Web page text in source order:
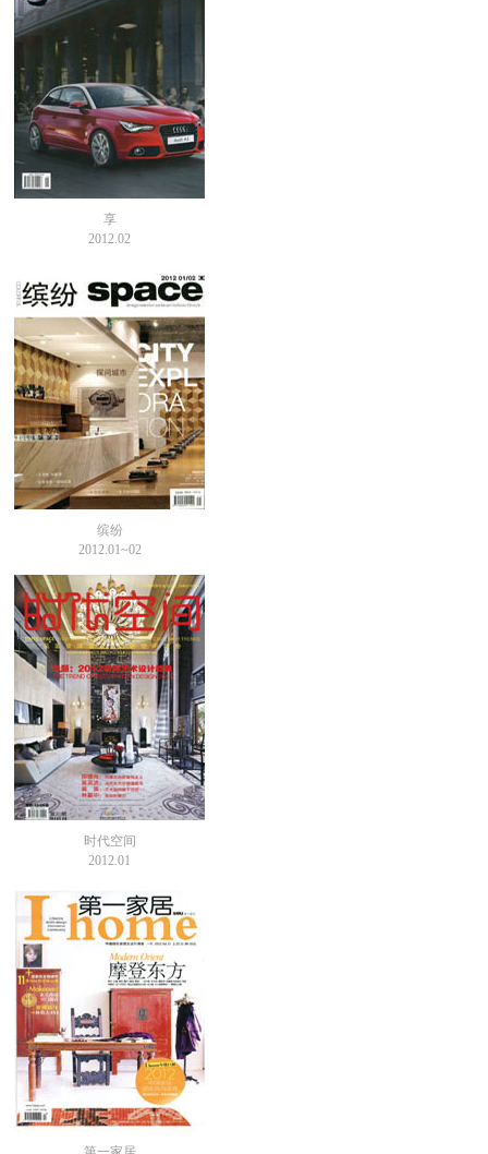
享
2012.02
缤纷
2012.01~02
时代空间
2012.01